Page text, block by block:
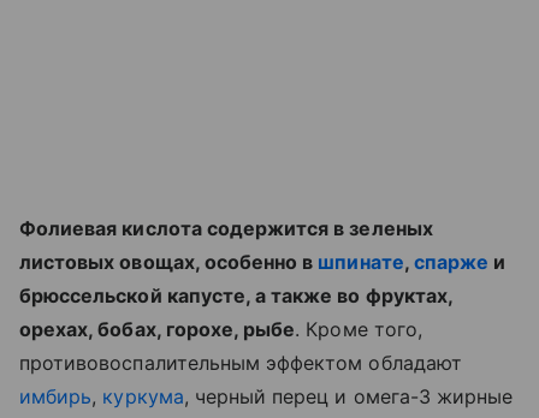
Фолиевая кислота содержится в зеленых
листовых овощах, особенно в шпинате, спарже и
брюссельской капусте, а также во фруктах,
орехах, бобах, горохе, рыбе. Кроме того,
противовоспалительным эффектом обладают
имбирь, куркума, черный перец и омега-3 жирные